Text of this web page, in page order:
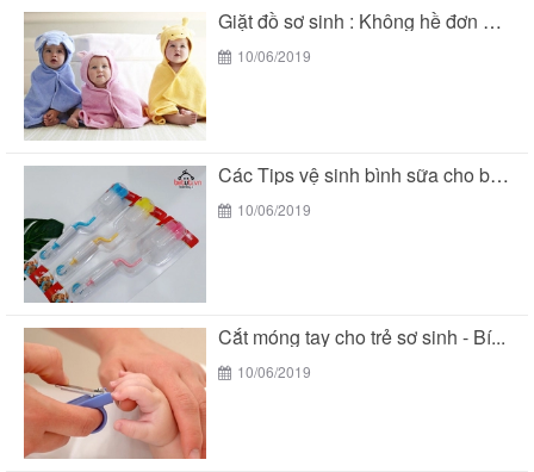
Giặt đồ sơ sinh : Không hề đơn giản...
10/06/2019
Các Tips vệ sinh bình sữa cho bé đúng...
10/06/2019
Cắt móng tay cho trẻ sơ sinh - Bí...
10/06/2019